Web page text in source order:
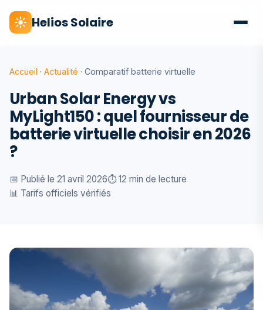
Helios Solaire
Accueil · Actualité · Comparatif batterie virtuelle
Urban Solar Energy vs
MyLight150 : quel fournisseur de
batterie virtuelle choisir en 2026
?
📅 Publié le 21 avril 2026⏱️ 12 min de lecture
📊 Tarifs officiels vérifiés